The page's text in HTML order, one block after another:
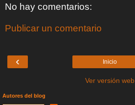
No hay comentarios:
Publicar un comentario
‹ Inicio
Ver versión web
Autores del blog